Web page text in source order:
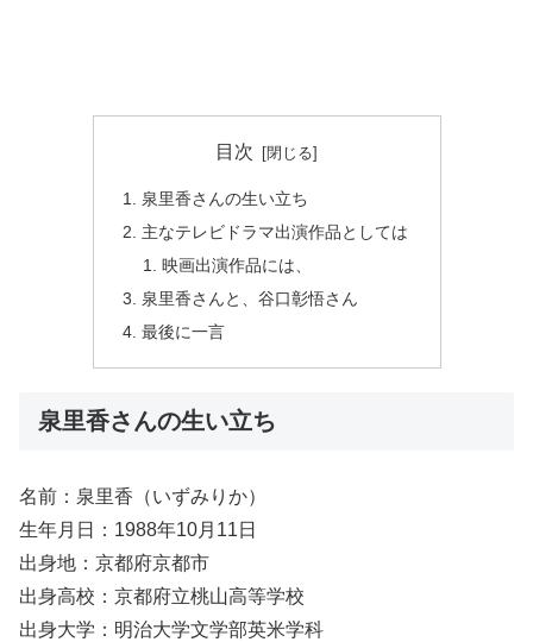
目次
泉里香さんの生い立ち
主なテレビドラマ出演作品としては
映画出演作品には、
泉里香さんと、谷口彰悟さん
最後に一言
泉里香さんの生い立ち
名前：泉里香（いずみりか）
生年月日：1988年10月11日
出身地：京都府京都市
出身高校：京都府立桃山高等学校
出身大学：明治大学文学部英米学科